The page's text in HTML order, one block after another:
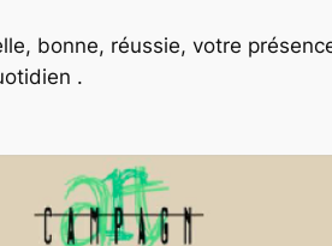
bonne, réussie, votre
.